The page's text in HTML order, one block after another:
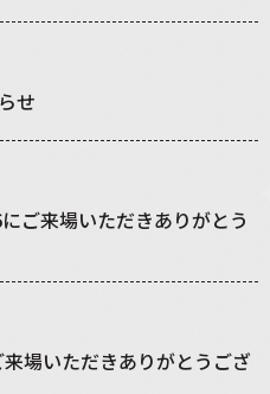
せ
ご来場いただきありがとう
場いただきありがとうござ